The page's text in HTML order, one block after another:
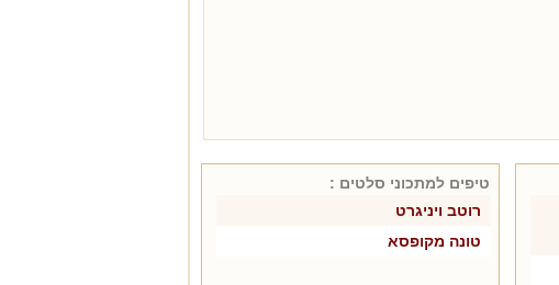
טיפים למתכוני סלטים :
רוטב ויניגרט
טונה מקופסא